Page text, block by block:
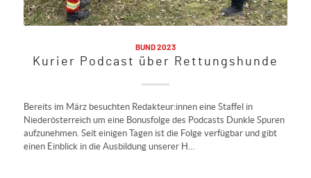
BUND 2023
Kurier Podcast über Rettungshunde
Bereits im März besuchten Redakteur:innen eine Staffel in
Niederösterreich um eine Bonusfolge des Podcasts Dunkle Spuren
aufzunehmen. Seit einigen Tagen ist die Folge verfügbar und gibt
einen Einblick in die Ausbildung unserer H…